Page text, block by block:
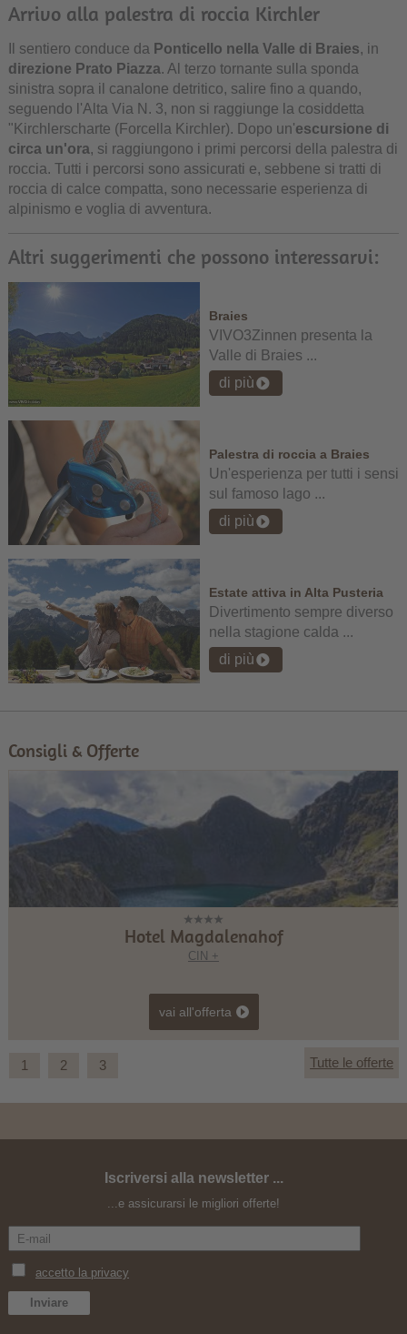
Arrivo alla palestra di roccia Kirchler
Il sentiero conduce da Ponticello nella Valle di Braies, in
direzione Prato Piazza. Al terzo tornante sulla sponda
sinistra sopra il canalone detritico, salire fino a quando,
seguendo l'Alta Via N. 3, non si raggiunge la cosiddetta
"Kirchlerscharte (Forcella Kirchler). Dopo un'escursione di
circa un'ora, si raggiungono i primi percorsi della palestra di
roccia. Tutti i percorsi sono assicurati e, sebbene si tratti di
roccia di calce compatta, sono necessarie esperienza di
alpinismo e voglia di avventura.
Altri suggerimenti che possono interessarvi:
Braies
VIVO3Zinnen presenta la
Valle di Braies ...
di più
Palestra di roccia a Braies
Un'esperienza per tutti i sensi
sul famoso lago ...
di più
Estate attiva in Alta Pusteria
Divertimento sempre diverso
nella stagione calda ...
di più
Consigli & Offerte
Hotel Magdalenahof
CIN +
Freschezza estiva in Valle di Casies
vai all'offerta
1 2 3 Tutte le offerte
Iscriversi alla newsletter ...
...e assicurarsi le migliori offerte!